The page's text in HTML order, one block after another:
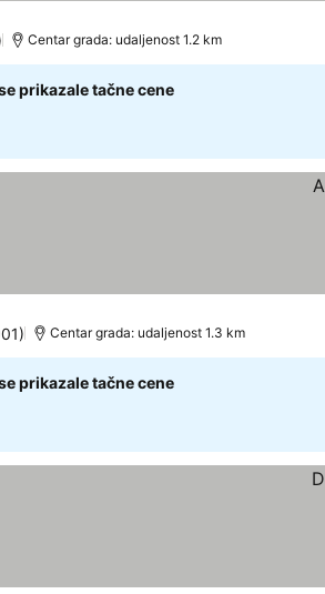
Centar grada: udaljenost 1.2 km
prikazale tačne cene
Pogledaj cene
Centar grada: udaljenost 1.3 km
prikazale tačne cene